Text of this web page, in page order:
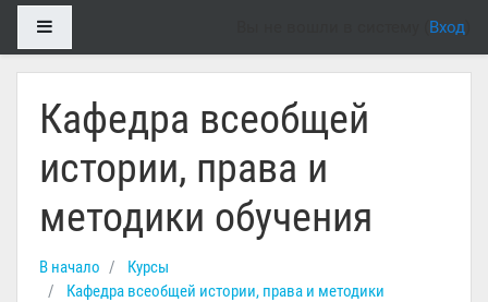
Перейти к основному содержанию
Вход
Кафедра всеобщей
истории, права и
методики обучения
В начало
Курсы
Кафедра всеобщей истории, права и методики